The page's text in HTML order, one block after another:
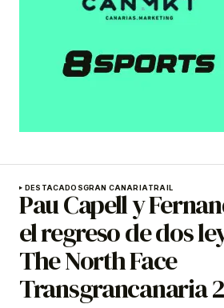
DESTACADOSGRAN CANARIATRAIL
Pau Capell y
el regreso de dos
The North Face
Transgrancanaria